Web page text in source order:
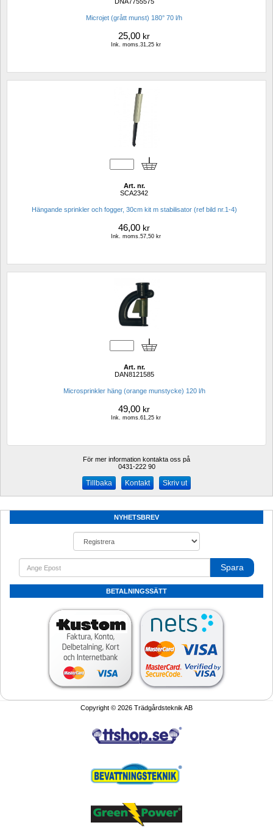
Microjet (grått munst) 180° 70 l/h
25,00 kr
Ink. moms.31,25 kr
Art. nr.
SCA2342
Hängande sprinkler och fogger, 30cm kit m stabilisator (ref bild nr.1-4)
46,00 kr
Ink. moms.57,50 kr
Art. nr.
DAN8121585
Microsprinkler häng (orange munstycke) 120 l/h
49,00 kr
Ink. moms.61,25 kr
För mer information kontakta oss på
0431-222 90
Kontakt Skriv ut
NYHETSBREV
Spara
BETALNINGSSÄTT
Copyright © 2026 Trädgårdsteknik AB